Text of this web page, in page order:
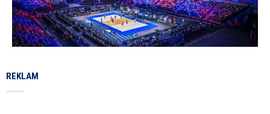
REKLAM